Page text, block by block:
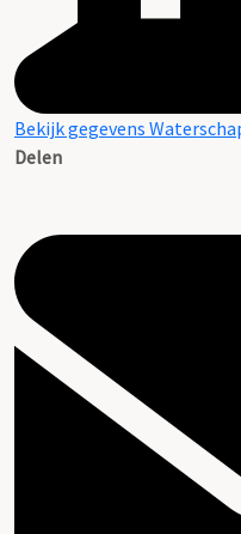
Bekijk gegevens
Delen